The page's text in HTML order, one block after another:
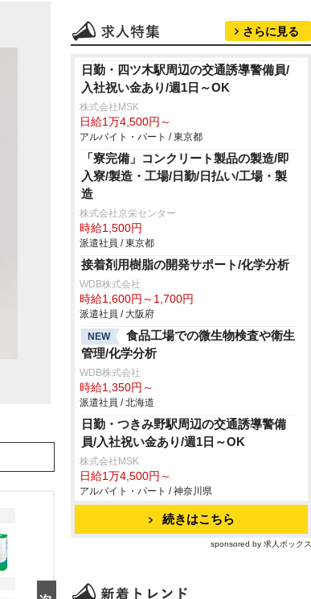
さらに見る
日勤・四ツ木駅周辺の交通誘導警備員/
入社祝い金あり/週1日～OK
株式会社MSK
日給1万4,500円～
アルバイト・パート / 東京都
「寮完備」コンクリート製品の製造/即
入寮/製造・工場/日勤/日払い/工場・製
造
株式会社京栄センター
時給1,500円
派遣社員 / 東京都
接着剤用樹脂の開発サポート/化学分析
WDB株式会社
時給1,600円～1,700円
派遣社員 / 大阪府
NEW
食品工場での微生物検査や衛生
管理/化学分析
WDB株式会社
時給1,350円～
派遣社員 / 北海道
日勤・つきみ野駅周辺の交通誘導警備
員/入社祝い金あり/週1日～OK
株式会社MSK
日給1万4,500円～
アルバイト・パート / 神奈川県
続きはこちら
sponsored by 求人ボックス